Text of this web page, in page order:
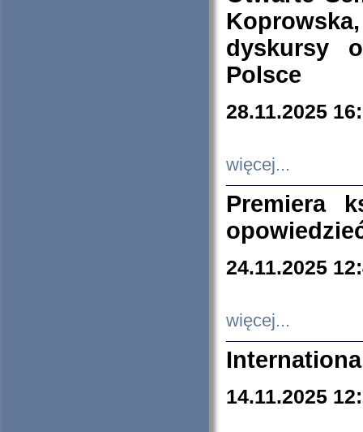
dyskursy
Polsce
28.11.2025
więcej...
Premiera
24.11.2025
więcej...
14.11.2025